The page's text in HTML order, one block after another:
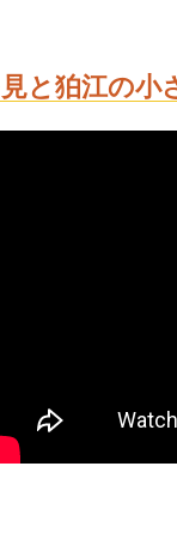
と狛江の小